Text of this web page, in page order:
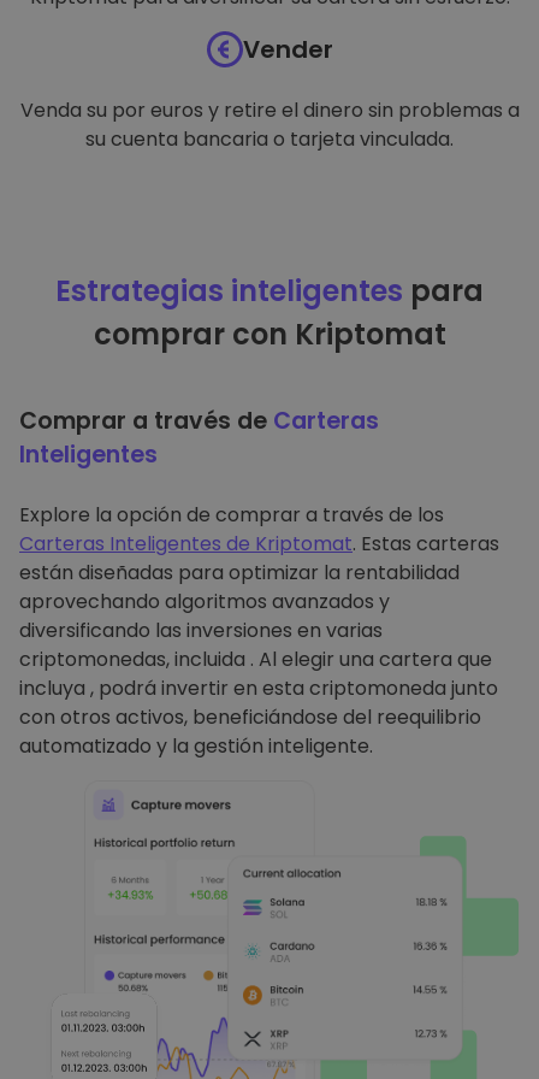
Vender
Venda su por euros y retire el dinero sin problemas a
su cuenta bancaria o tarjeta vinculada.
Estrategias inteligentes para
comprar con Kriptomat
Comprar a través de Carteras
Inteligentes
Explore la opción de comprar a través de los
Carteras Inteligentes de Kriptomat. Estas carteras
están diseñadas para optimizar la rentabilidad
aprovechando algoritmos avanzados y
diversificando las inversiones en varias
criptomonedas, incluida . Al elegir una cartera que
incluya , podrá invertir en esta criptomoneda junto
con otros activos, beneficiándose del reequilibrio
automatizado y la gestión inteligente.